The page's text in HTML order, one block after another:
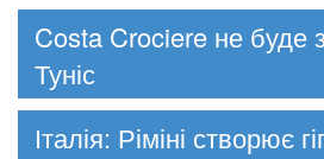
Costa Crociere не буде
Туніс
Італія: Ріміні створює